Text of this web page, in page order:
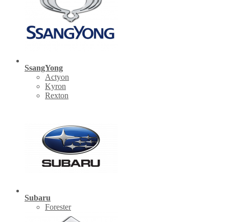
SsangYong
Actyon
Kyron
Rexton
Subaru
Forester